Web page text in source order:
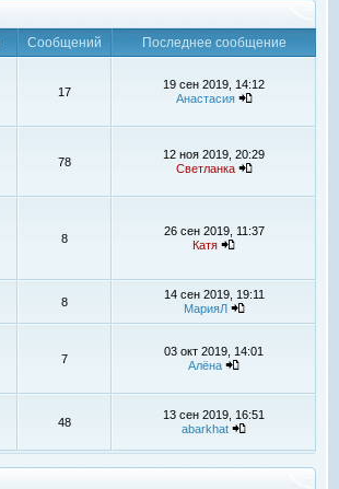
Сообщений
Последнее сообщение
17
19 сен 2019, 14:12
Анастасия
78
12 ноя 2019, 20:29
Светланка
8
26 сен 2019, 11:37
Катя
8
14 сен 2019, 19:11
МарияЛ
7
03 окт 2019, 14:01
Алёна
48
13 сен 2019, 16:51
abarkhat